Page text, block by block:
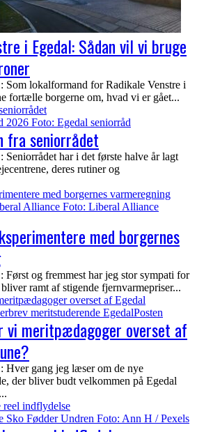
i Egedal: Sådan vil vi bruge
lokalformand for Radikale Venstre i
fortælle borgerne om, hvad vi er gået...
fra seniorrådet
har i det første halve år lagt
deres rutiner og
med borgernes varmeregning
med borgernes
og fremmest har jeg stor sympati for
ramt af stigende fjernvarmepriser...
overset af Egedal
vi meritpædagoger overset af
gang jeg læser om de nye
der bliver budt velkommen på Egedal
reel indflydelse